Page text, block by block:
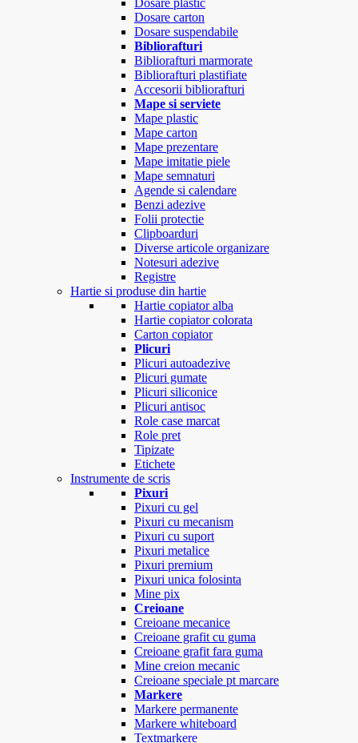
Dosare plastic
Dosare carton
Dosare suspendabile
Bibliorafturi
Bibliorafturi marmorate
Bibliorafturi plastifiate
Accesorii bibliorafturi
Mape si serviete
Mape plastic
Mape carton
Mape prezentare
Mape imitatie piele
Mape semnaturi
Agende si calendare
Benzi adezive
Folii protectie
Clipboarduri
Diverse articole organizare
Notesuri adezive
Registre
Hartie si produse din hartie
Hartie copiator alba
Hartie copiator colorata
Carton copiator
Plicuri
Plicuri autoadezive
Plicuri gumate
Plicuri siliconice
Plicuri antisoc
Role case marcat
Role pret
Tipizate
Etichete
Instrumente de scris
Pixuri
Pixuri cu gel
Pixuri cu mecanism
Pixuri cu suport
Pixuri metalice
Pixuri premium
Pixuri unica folosinta
Mine pix
Creioane
Creioane mecanice
Creioane grafit cu guma
Creioane grafit fara guma
Mine creion mecanic
Creioane speciale pt marcare
Markere
Markere permanente
Markere whiteboard
Textmarkere